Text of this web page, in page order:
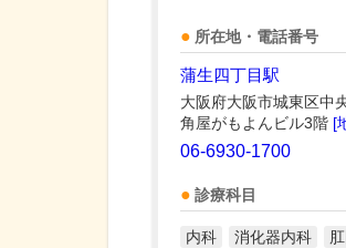
所在地・電話番号
蒲生四丁目駅
大阪府大阪市城東区中
角屋がもよんビル3階 [
06-6930-1700
診療科目
内科 消化器内科